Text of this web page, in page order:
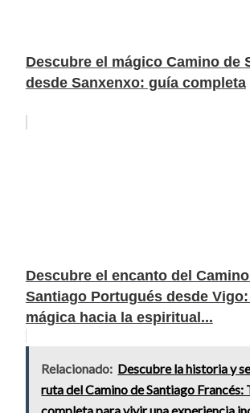
Descubre el mágico Camino de
desde Sanxenxo: guía completa
Descubre el encanto del
Santiago Portugués desde
mágica hacia la espiritual...
Relacionado: Descubre la historia y
ruta del Camino de Santiago Francés: